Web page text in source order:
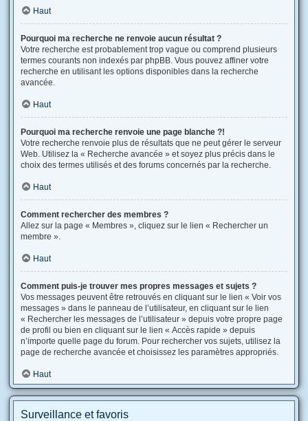
Haut
Pourquoi ma recherche ne renvoie aucun résultat ?
Votre recherche est probablement trop vague ou comprend plusieurs
termes courants non indexés par phpBB. Vous pouvez affiner votre
recherche en utilisant les options disponibles dans la recherche
avancée.
Haut
Pourquoi ma recherche renvoie une page blanche ?!
Votre recherche renvoie plus de résultats que ne peut gérer le serveur
Web. Utilisez la « Recherche avancée » et soyez plus précis dans le
choix des termes utilisés et des forums concernés par la recherche.
Haut
Comment rechercher des membres ?
Allez sur la page « Membres », cliquez sur le lien « Rechercher un
membre ».
Haut
Comment puis-je trouver mes propres messages et sujets ?
Vos messages peuvent être retrouvés en cliquant sur le lien « Voir vos
messages » dans le panneau de l’utilisateur, en cliquant sur le lien
« Rechercher les messages de l’utilisateur » depuis votre propre page
de profil ou bien en cliquant sur le lien « Accès rapide » depuis
n’importe quelle page du forum. Pour rechercher vos sujets, utilisez la
page de recherche avancée et choisissez les paramètres appropriés.
Haut
Surveillance et favoris